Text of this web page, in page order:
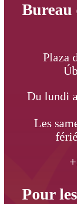
Bureau
Plaza
Du lundi
Les
Pour